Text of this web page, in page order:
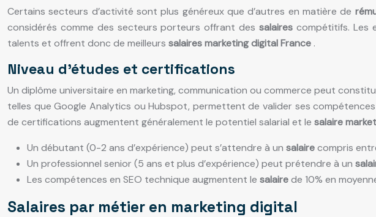
Certains secteurs d’activité sont plus généreux que d’autres en matière de
considérés comme des secteurs porteurs offrant dessalaires compétitifs. Les
talents et offrent donc de meilleurs salaires marketing digital France .
Niveau d’études et certifications
Un diplôme universitaire en marketing, communication ou commerce peut
telles que Google Analytics ou Hubspot, permettent de valider ses
de certifications augmentent généralement le potentiel salarial et le salaire
Un débutant (0-2 ans d’expérience) peut s’attendre à un salairecompris
Un professionnel senior (5 ans et plus d’expérience) peut prétendre à un
Les compétences en SEO technique augmentent le salairede 10% en
Salaires par métier en marketing digital